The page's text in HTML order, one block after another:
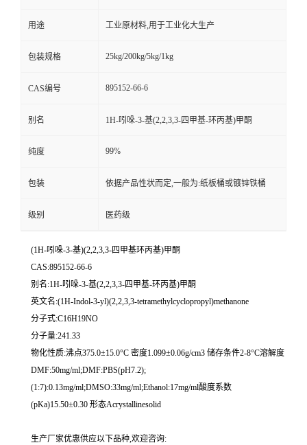
用途 工业原材料,用于工业化大生产
包装规格 25kg/200kg/5kg/1kg
CAS编号 895152-66-6
别名 1H-吲哚-3-基(2,2,3,3-四甲基-环丙基)甲酮
纯度 99%
包装 依据产品性状而定,一般为:纸板桶或镀锌铁桶
级别 医药级
(1H-吲哚-3-基)(2,2,3,3-四甲基环丙基)甲酮
CAS:895152-66-6
别名:1H-吲哚-3-基(2,2,3,3-四甲基-环丙基)甲酮
英文名:(1H-Indol-3-yl)(2,2,3,3-tetramethylcyclopropyl)methanone
分子式:C16H19NO
分子量:241.33
物化性质:沸点375.0±15.0°C 密度1.099±0.06g/cm3 储存条件2-8°C溶解度
DMF:50mg/ml;DMF:PBS(pH7.2);
(1:7):0.13mg/ml;DMSO:33mg/ml;Ethanol:17mg/ml酸度系数
(pKa)15.50±0.30 形态Acrystallinesolid
生产厂家优惠供应以下品种,欢迎咨询: